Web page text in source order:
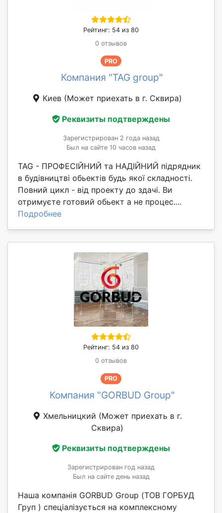
Рейтинг: 54 из 80
0 отзывов
PRO
Компания "TAG group"
Киев (Может приехать в г. Сквирa)
Реквизиты подтверждены
Зарегистрирован 2 года назад
Был на сайте 10 часов назад
TAG - ПРОФЕСІЙНИЙ та НАДІЙНИЙ підрядник
в будівництві обьектів будь якої складності.
Повний цикл - від проекту до здачі. Ви
отримуєте готовий обьект а не процес....
Подробнее
Рейтинг: 54 из 80
0 отзывов
PRO
Компания "GORBUD Group"
Хмельницкий (Может приехать в г.
Сквирa)
Реквизиты подтверждены
Зарегистрирован год назад
Был на сайте день назад
Наша компанія GORBUD Group (ТОВ ГОРБУД
Груп ) спеціалізується на комплексному